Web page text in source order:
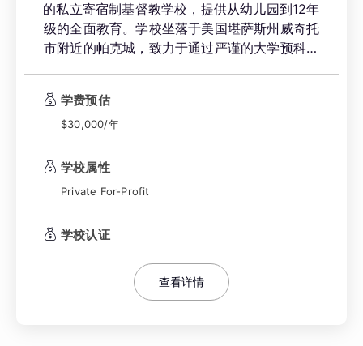
的私立寄宿制基督教学校，提供从幼儿园到12年
级的全面教育。学校坐落于美国堪萨斯州威奇托
市附近的帕克城，致力于通过严谨的大学预科课
独特的教育理念和卓越的学术成就，被《威奇托
鹰报》评选为威奇托最佳私立学校。
学费预估
$30,000/年
学校属性
Private For-Profit
学校认证
查看详情